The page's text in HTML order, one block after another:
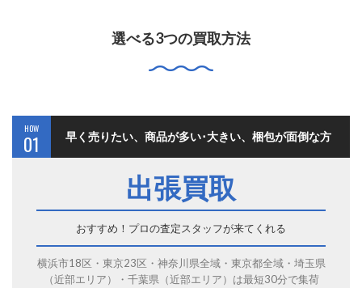
選べる3つの買取方法
HOW
01 早く売りたい、商品が多い･大きい、梱包が面倒な方
出張買取
おすすめ！プロの査定スタッフが来てくれる
横浜市18区・東京23区・神奈川県全域・東京都全域・埼玉県
（近部エリア）・千葉県（近部エリア）は最短30分で集荷